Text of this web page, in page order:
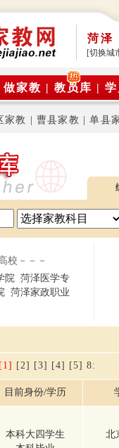
菏泽
[切换城
公
做家教 | 教员库 |
家教 |曹县家教 |单县
校－－－
院 菏泽医学专
菏泽家政职业
[1] [2] [3] [4] [5] 8:
目前身份/学历
本科大四学生
北